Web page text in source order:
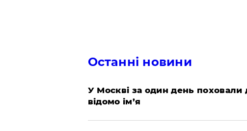
Останні новини
​У Москві за один день поховали
відомо ім’я